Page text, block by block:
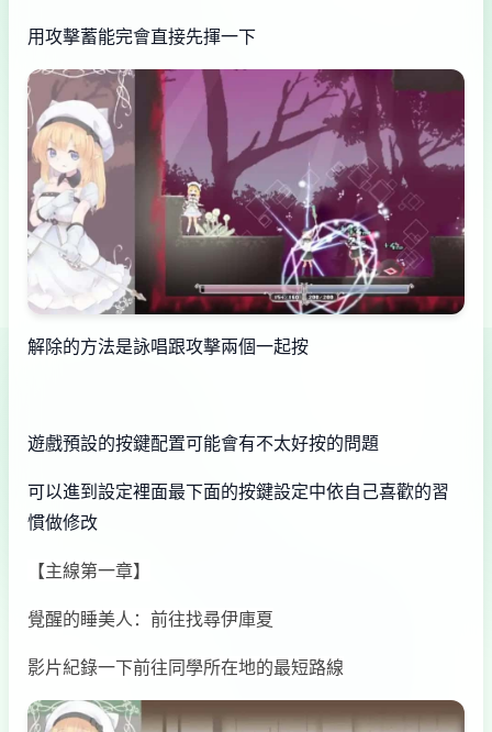
用攻擊蓄能完會直接先揮一下
解除的方法是詠唱跟攻擊兩個一起按
遊戲預設的按鍵配置可能會有不太好按的問題
可以進到設定裡面最下面的按鍵設定中依自己喜歡的習
慣做修改
【主線第一章】
覺醒的睡美人：前往找尋伊庫夏
影片紀錄一下前往同學所在地的最短路線